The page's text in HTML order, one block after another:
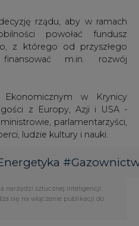
rządu, aby w ramach
powołać fundusz
z którego od przyszłego
m.in. rozwój
w Krynicy
z Europy, Azji i USA -
parlamentarzyści,
ludzie kultury i nauki.
#
narzędzi sztucznej inteligencji.
się na włączenie publikacji do